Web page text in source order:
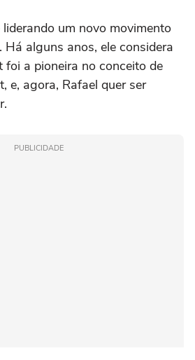
um novo movimento
Há alguns anos, ele considera
foi a pioneira no conceito de
e, agora, Rafael quer ser
PUBLICIDADE